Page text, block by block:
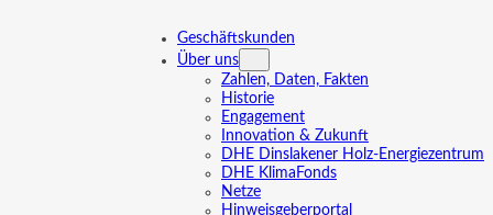
Geschäftskunden
Über uns
Zahlen, Daten, Fakten
Historie
Engagement
Innovation & Zukunft
DHE Dinslakener Holz-Energiezentrum
DHE KlimaFonds
Netze
Hinweisgeberportal